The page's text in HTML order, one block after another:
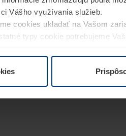
Vášho využívania služieb.
cookies ukladať na Vašom
typy cookie potrebujeme
cookie na stránkeVyhlásenie o